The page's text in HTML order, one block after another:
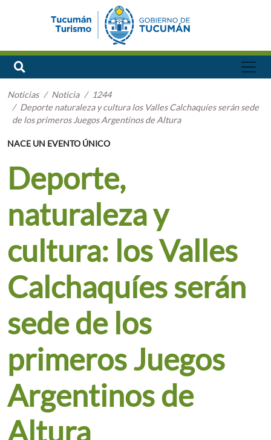
Noticias Noticia
1244
Deporte naturaleza y cultura los Valles Calchaquíes serán sede
de los primeros Juegos Argentinos de Altura
NACE UN EVENTO ÚNICO
Deporte,
naturaleza y
cultura: los Valles
Calchaquíes serán
sede de los
primeros Juegos
Argentinos de
Altura